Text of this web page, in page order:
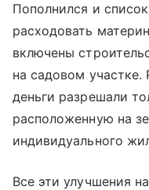
Пополнился и
расходовать
включены
на садовом участке.
деньги разрешали
расположенную на
индивидуального
Все эти улучшения